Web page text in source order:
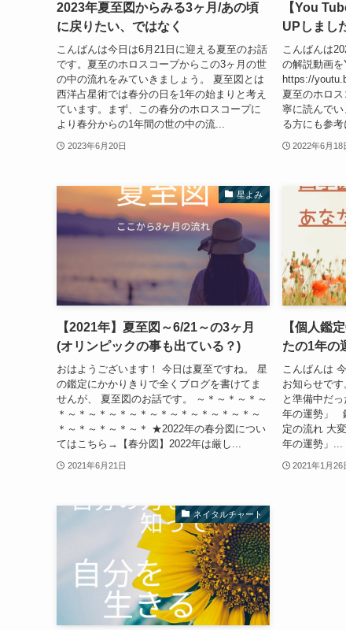
2023年夏至図からみる3ヶ月/あの頃
に戻りたい、ではなく
こんばんは今日は6月21日に迎える夏至のお話
です。夏至のホロスコープからこの3ヶ月の世
の中の流れをみていきましょう。 夏至図とは
西洋占星術では春分の日を1年の始まりと考え
ています。まず、この春分のホロスコープに
より春分からの1年間の世の中の流...
2023年6月20日
【You
UPしまし
こんばんは
の解説動画を
https://
夏至のホロ
寧に読んで
る方にも参考
2022年6月18
星よみ
【2021年】夏至図～6/21～の3ヶ月
(オリンピックの事も出ている？)
おはようございます！ 今日は夏至ですね。 星
の鑑定にかかりきりで全くブログを書けてま
せんが、 夏至図のお話です。 ～＊～＊～＊～
＊～＊～＊～＊～＊～＊～＊～＊～＊～＊～
＊～＊～＊～＊～＊ ★2022年の春分図につい
てはこちら→【春分図】2022年は厳し...
2021年6月21日
【個人鑑
たの1年の
こんばんは
お知らせで
と準備中だ
年の運勢」
定の流れ 大
年の運勢」...
2021年1月26
ネイタルチャート